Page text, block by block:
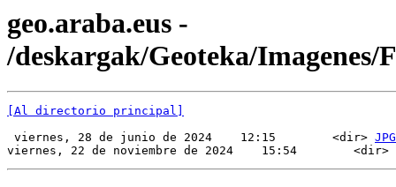
geo.araba.eus -
/deskargak/Geoteka/Imagenes/
[Al directorio principal]
viernes, 28 de junio de 2024    12:15        <dir> JPG
viernes, 22 de noviembre de 2024    15:54        <dir>